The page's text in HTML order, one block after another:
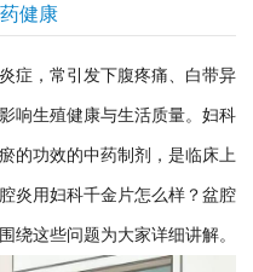
药健康
症，常引发下腹疼痛、白带异
响生殖健康与生活质量。妇科
的功效的中药制剂，是临床上
炎用妇科千金片怎么样？盆腔
绕这些问题为大家详细讲解。